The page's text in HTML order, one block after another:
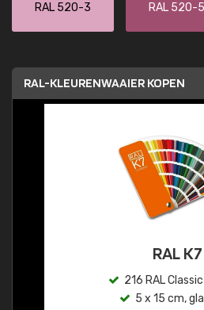
RAL 520-3 RAL 520-5
RAL-KLEURENWAAIER KOPEN
RAL K7
216 RAL
5 x 15 cm,